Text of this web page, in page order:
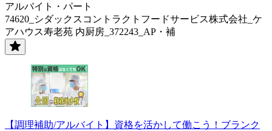
アルバイト・パート
74620_シダックスコントラクトフードサービス株式会社_ケ
アハウス寿老苑 内厨房_372243_AP・補
【調理補助/アルバイト】資格を活かして働こう！ブランク